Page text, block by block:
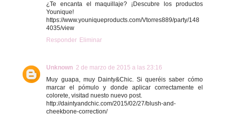
¿Te encanta el maquillaje? ¡Descubre los productos
Younique!
https://www.youniqueproducts.com/Vtorres889/party/148
4035/view
Responder Eliminar
Unknown 2 de marzo de 2015 a las 23:16
Muy guapa, muy Dainty&Chic. Si queréis saber cómo
marcar el pómulo y donde aplicar correctamente el
colorete, visitad nuesto nuevo post.
http://daintyandchic.com/2015/02/27/blush-and-
cheekbone-correction/